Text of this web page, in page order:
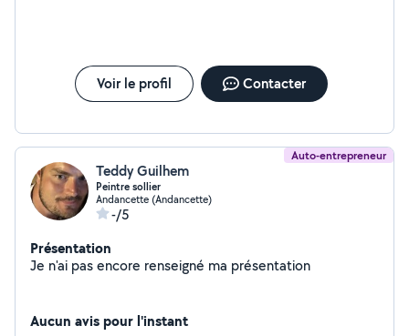
Voir le profil Contacter
Auto-entrepreneur
Teddy Guilhem
Peintre sollier
Andancette (Andancette)
-/5
Présentation
Je n'ai pas encore renseigné ma présentation
Aucun avis pour l'instant